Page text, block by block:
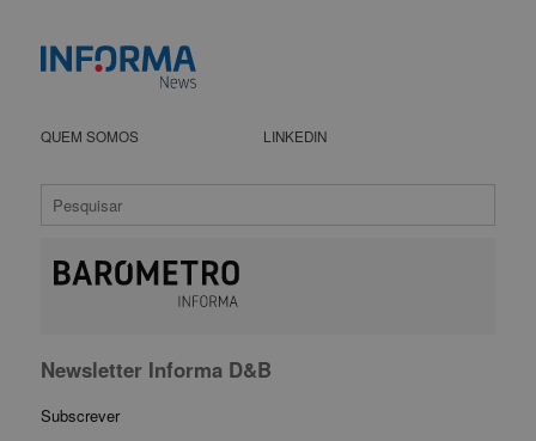
QUEM SOMOS LINKEDIN
Newsletter Informa D&B
Subscrever